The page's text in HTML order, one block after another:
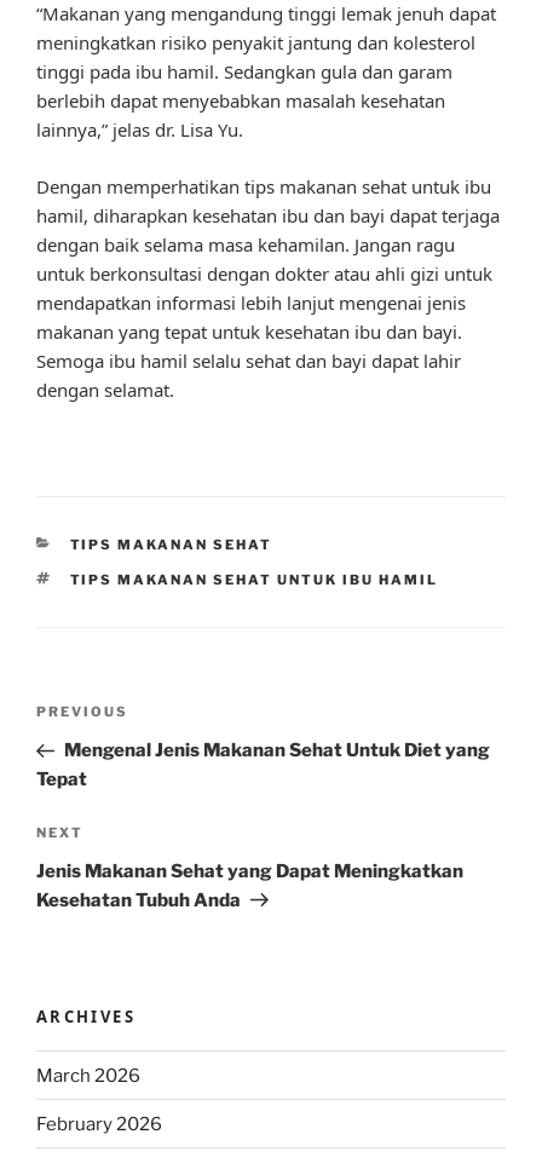
“Makanan yang mengandung tinggi lemak jenuh dapat
meningkatkan risiko penyakit jantung dan kolesterol
tinggi pada ibu hamil. Sedangkan gula dan garam
berlebih dapat menyebabkan masalah kesehatan
lainnya,” jelas dr. Lisa Yu.
Dengan memperhatikan tips makanan sehat untuk ibu
hamil, diharapkan kesehatan ibu dan bayi dapat terjaga
dengan baik selama masa kehamilan. Jangan ragu
untuk berkonsultasi dengan dokter atau ahli gizi untuk
mendapatkan informasi lebih lanjut mengenai jenis
makanan yang tepat untuk kesehatan ibu dan bayi.
Semoga ibu hamil selalu sehat dan bayi dapat lahir
dengan selamat.
CATEGORIES
TIPS MAKANAN SEHAT
TAGS
TIPS MAKANAN SEHAT UNTUK IBU HAMIL
Previous
Post
PREVIOUS
Mengenal Jenis Makanan Sehat Untuk Diet yang
Tepat
Next
Post
NEXT
Jenis Makanan Sehat yang Dapat Meningkatkan
Kesehatan Tubuh Anda
ARCHIVES
March 2026
February 2026